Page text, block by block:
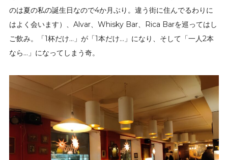
のは夏の私の誕生日なので4か月ぶり。違う街に住んでるわりに
はよく会います）、Alvar、Whisky Bar、Rica Barを巡ってはし
ご飲み。「1杯だけ…」が「1本だけ…」になり、そして「一人2本
なら…」になってしまう奇。